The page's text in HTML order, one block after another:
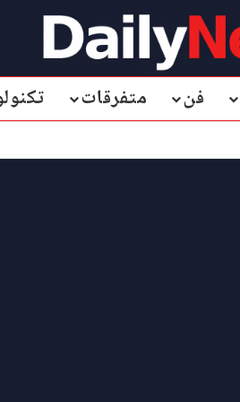
فن متفرقات